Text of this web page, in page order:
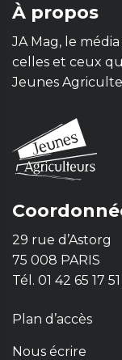
À propos
JA Mag, le
celles et ceux
Jeunes
29 rue d’Astorg
75 008 PARIS
Tél. 01 42 65 17 51
Plan d’accès
Nous écrire